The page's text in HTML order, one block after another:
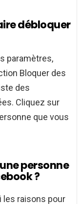
débloquer
paramètres,
Bloquer des
des
Cliquez sur
que vous
personne
?
les raisons pour